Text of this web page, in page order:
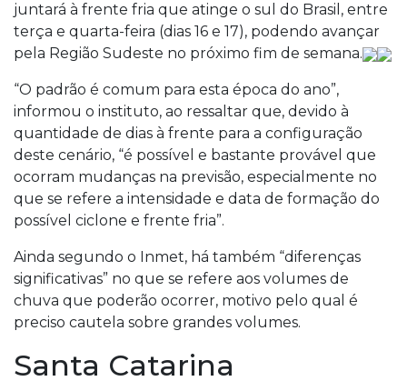
juntará à frente fria que atinge o sul do Brasil, entre
terça e quarta-feira (dias 16 e 17), podendo avançar
pela Região Sudeste no próximo fim de semana.
“O padrão é comum para esta época do ano”,
informou o instituto, ao ressaltar que, devido à
quantidade de dias à frente para a configuração
deste cenário, “é possível e bastante provável que
ocorram mudanças na previsão, especialmente no
que se refere a intensidade e data de formação do
possível ciclone e frente fria”.
Ainda segundo o Inmet, há também “diferenças
significativas” no que se refere aos volumes de
chuva que poderão ocorrer, motivo pelo qual é
preciso cautela sobre grandes volumes.
Santa Catarina